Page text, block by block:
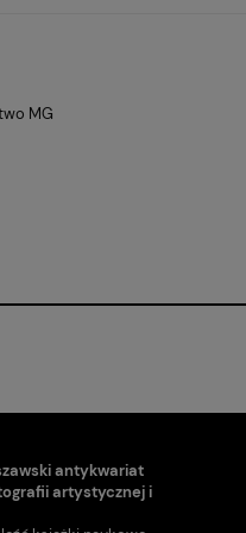
MG
antykwariat
artystycznej i